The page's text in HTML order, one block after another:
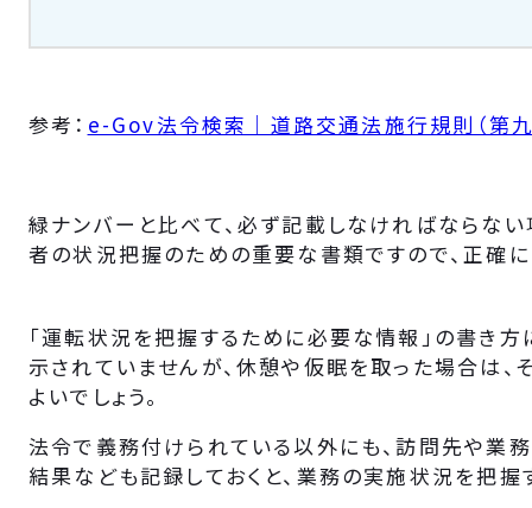
参考： e-Gov法令検索｜道路交通法施行規則（第
緑ナンバーと比べて、必ず記載しなければならな
者の状況把握のための重要な書類ですので、正確に
「運転状況を把握するために必要な情報」の書き方
示されていませんが、休憩や仮眠を取った場合は
よいでしょう。
法令で義務付けられている以外にも、訪問先や業
結果なども記録しておくと、業務の実施状況を把握